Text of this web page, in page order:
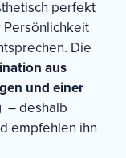
perfekt
Persönlichkeit
Die
aus
und einer
– deshalb
empfehlen ihn